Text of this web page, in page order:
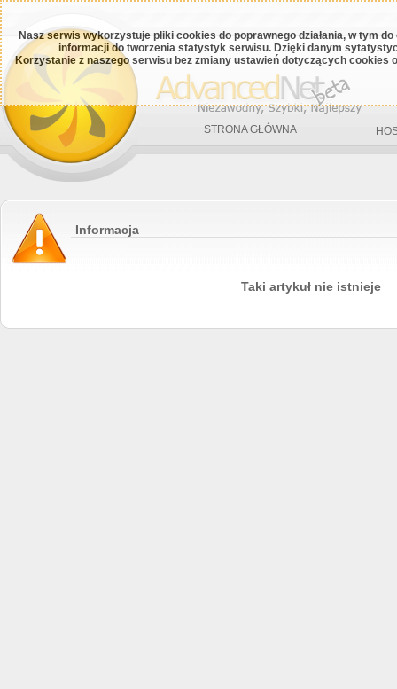
Nasz serwis wykorzystuje pliki cookies do poprawnego działania, w tym
informacji do tworzenia statystyk serwisu. Dzięki danym
Korzystanie z naszego serwisu bez zmiany ustawień dotyczących cookies
STRONA GŁÓWNA
Informacja
Taki artykuł nie istnieje